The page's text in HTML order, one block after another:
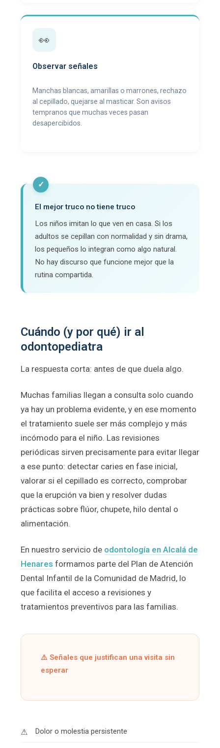
👀
Observar señales
Manchas blancas, amarillas o marrones, rechazo
al cepillado, quejarse al masticar. Son avisos
tempranos que muchas veces pasan
desapercibidos.
✓
El mejor truco no tiene truco
Los niños imitan lo que ven en casa. Si los
adultos se cepillan con normalidad y sin drama,
los pequeños lo integran como algo natural.
No hay discurso que funcione mejor que la
rutina compartida.
Cuándo (y por qué) ir al
odontopediatra
La respuesta corta: antes de que duela algo.
Muchas familias llegan a consulta solo cuando
ya hay un problema evidente, y en ese momento
el tratamiento suele ser más complejo y más
incómodo para el niño. Las revisiones
periódicas sirven precisamente para evitar llegar
a ese punto: detectar caries en fase inicial,
valorar si el cepillado es correcto, comprobar
que la erupción va bien y resolver dudas
prácticas sobre flúor, chupete, hilo dental o
alimentación.
En nuestro servicio de odontología en Alcalá de
Henares formamos parte del Plan de Atención
Dental Infantil de la Comunidad de Madrid, lo
que facilita el acceso a revisiones y
tratamientos preventivos para las familias.
⚠️ Señales que justifican una visita sin
esperar
Dolor o molestia persistente